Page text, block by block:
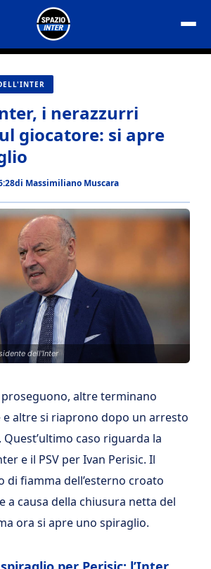
i nerazzurri
giocatore: si apre
di Massimiliano Muscara
dell'Inter
altre terminano
altre si riaprono dopo un arresto
caso riguarda la
e il PSV per Ivan Perisic. Il
di fiamma dell’esterno croato
a causa della chiusura netta del
ora si apre uno spiraglio.